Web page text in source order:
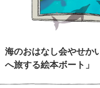
海のおはなし会やせか
へ旅する絵本ボート」